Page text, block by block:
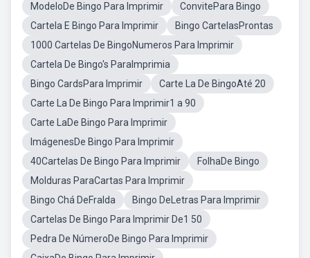
ModeloDe Bingo Para Imprimir
ConvitePara Bingo
Cartela E Bingo Para Imprimir
Bingo CartelasProntas
1000 Cartelas De BingoNumeros Para Imprimir
Cartela De Bingo's ParaImprimia
Bingo CardsPara Imprimir
Carte La De BingoAté 20
Carte La De Bingo Para Imprimir1 a 90
Carte LaDe Bingo Para Imprimir
ImágenesDe Bingo Para Imprimir
40Cartelas De Bingo Para Imprimir
FolhaDe Bingo
Molduras ParaCartas Para Imprimir
Bingo Chá DeFralda
Bingo DeLetras Para Imprimir
Cartelas De Bingo Para Imprimir De1 50
Pedra De NúmeroDe Bingo Para Imprimir